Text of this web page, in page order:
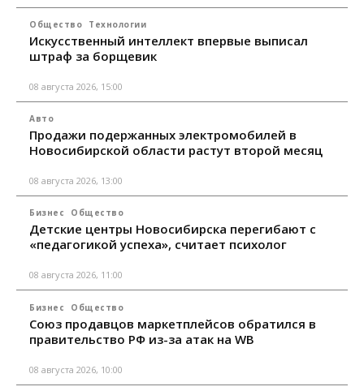
Общество Технологии
Искусственный интеллект впервые выписал
штраф за борщевик
08 августа 2026, 15:00
Авто
Продажи подержанных электромобилей в
Новосибирской области растут второй месяц
08 августа 2026, 13:00
Бизнес Общество
Детские центры Новосибирска перегибают с
«педагогикой успеха», считает психолог
08 августа 2026, 11:00
Бизнес Общество
Союз продавцов маркетплейсов обратился в
правительство РФ из-за атак на WB
08 августа 2026, 10:00